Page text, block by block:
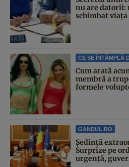
nu are datorii:
schimbat viața
CE SE ÎNTÂMPLĂ
Cum arată
membră a
formele
GANDUL.RO
Şedinţă
Surprize pe
urgență,